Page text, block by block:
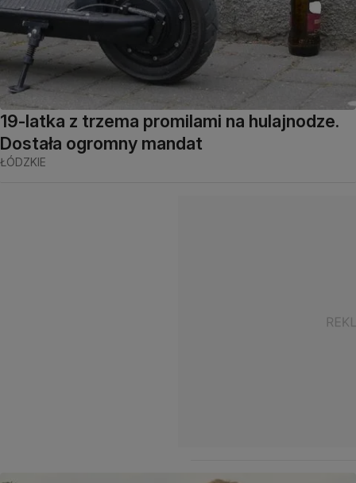
19-latka z trzema promilami na hulajnodze.
Dostała ogromny mandat
ŁÓDZKIE